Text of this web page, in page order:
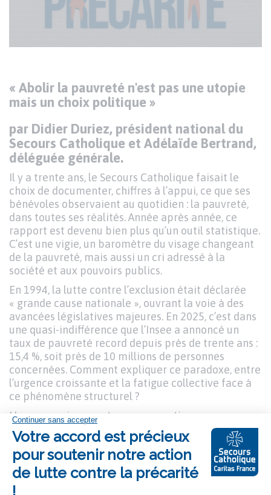
Texte
« Abolir la pauvreté n'est pas une utopie
mais un choix politique »
par Didier Duriez, président national du
Secours Catholique et Adélaïde Bertrand,
déléguée générale.
Il y a trente ans, le Secours Catholique faisait le
choix de documenter, chiffres à l’appui, ce que ses
bénévoles observaient au quotidien : la pauvreté,
dans toutes ses réalités. Année après année, ce
rapport est devenu bien plus qu’un outil statistique.
C’est une vigie, un baromètre du visage changeant
de la pauvreté, mais aussi un cri adressé à la
société et aux pouvoirs publics.
En 1994, la lutte contre l’exclusion était déclarée
« grande cause nationale », ouvrant la voie à des
avancées législatives majeures. En 2025, c’est dans
une quasi-indifférence que l’Insee a annoncé un
taux de pauvreté record depuis près de trente ans :
15,4 %, soit près de 10 millions de personnes
concernées. Comment expliquer ce paradoxe, entre
l’urgence croissante et la fatigue collective face à
ce phénomène structurel ?
Un appauvrissement presque continu
Les données recueillies par le Secours Catholique
racontent une histoire sans fard :
l’appauvrissement presque continu des ménages
accueillis, principalement des femmes et des
enfants, la part croissante des ménages ne vivant